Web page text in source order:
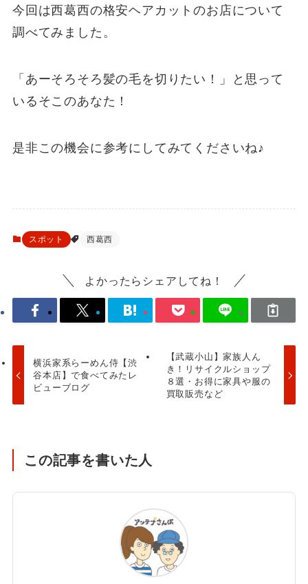
今回は西葛西の格安ヘアカットのお店について
調べてみました。
「あーそろそろ髪の毛を切りたい！」と思って
いるそこのあなた！
是非この機会に参考にしてみてくださいね♪
スポット 西葛西
よかったらシェアしてね！
横浜家系らーめん侍【渋
谷本店】で食べてみたレ
ビューブログ
【武蔵小山】家族人ん
き！リサイクルショップ
８選・お得に家具や服の
買取販売など
この記事を書いた人